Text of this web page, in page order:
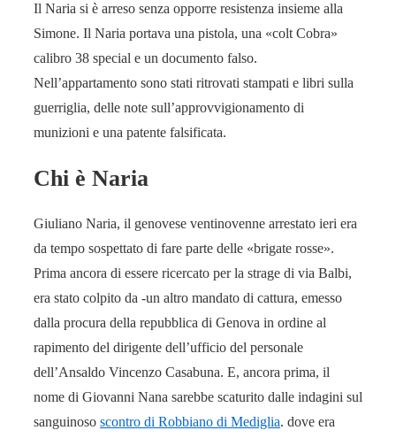
Il Naria si è arreso senza opporre resistenza insieme alla
Simone. Il Naria portava una pistola, una «colt Cobra»
calibro 38 special e un documento falso.
Nell’appartamento sono stati ritrovati stampati e libri sulla
guerriglia, delle note sull’approvvigionamento di
munizioni e una patente falsificata.
Chi è Naria
Giuliano Naria, il genovese ventinovenne arrestato ieri era
da tempo sospettato di fare parte delle «brigate rosse».
Prima ancora di essere ricercato per la strage di via Balbi,
era stato colpito da -un altro mandato di cattura, emesso
dalla procura della repubblica di Genova in ordine al
rapimento del dirigente dell’ufficio del personale
dell’Ansaldo Vincenzo Casabuna. E, ancora prima, il
nome di Giovanni Nana sarebbe scaturito dalle indagini sul
sanguinoso scontro di Robbiano di Mediglia. dove era